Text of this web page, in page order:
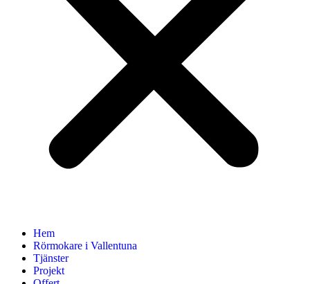
Hem
Rörmokare i Vallentuna
Tjänster
Projekt